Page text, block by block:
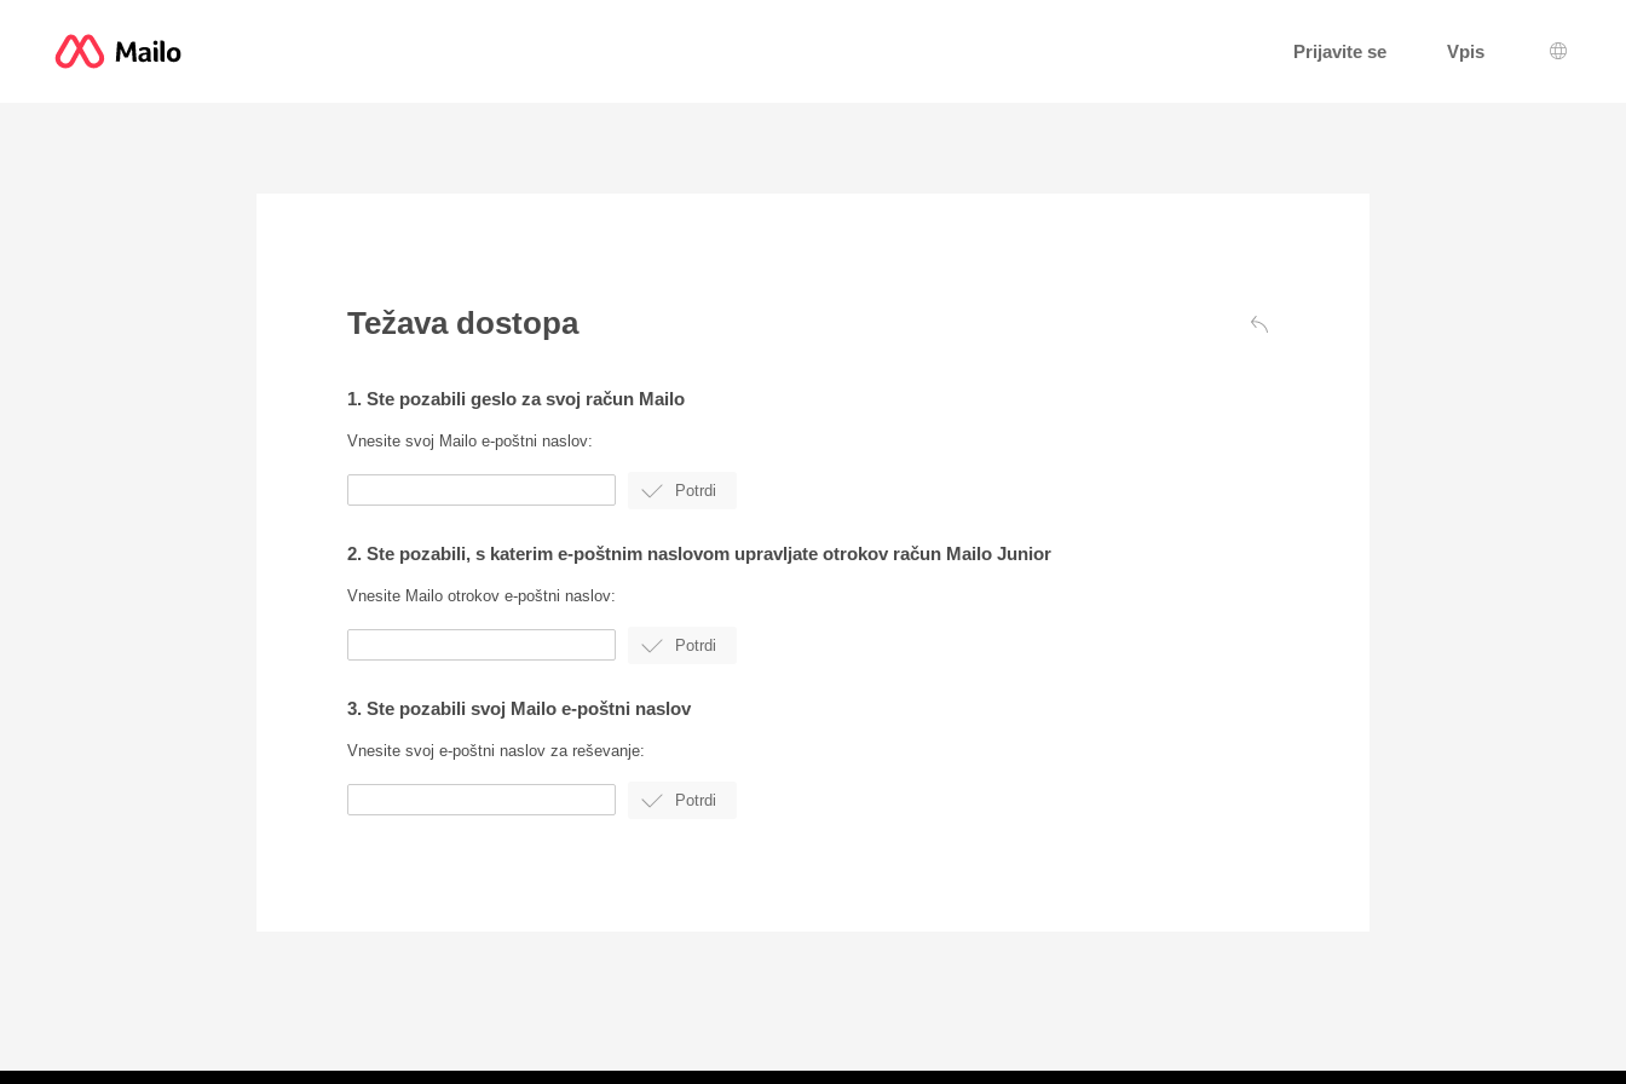
Prijavite se Vpis
Izbira
Težava dostopa Nazaj
1. Ste pozabili geslo za svoj račun Mailo
Vnesite svoj Mailo e-poštni naslov:
2. Ste pozabili, s katerim e-poštnim naslovom upravljate otrokov račun Mailo Junior
Vnesite Mailo otrokov e-poštni naslov:
3. Ste pozabili svoj Mailo e-poštni naslov
Vnesite svoj e-poštni naslov za reševanje: